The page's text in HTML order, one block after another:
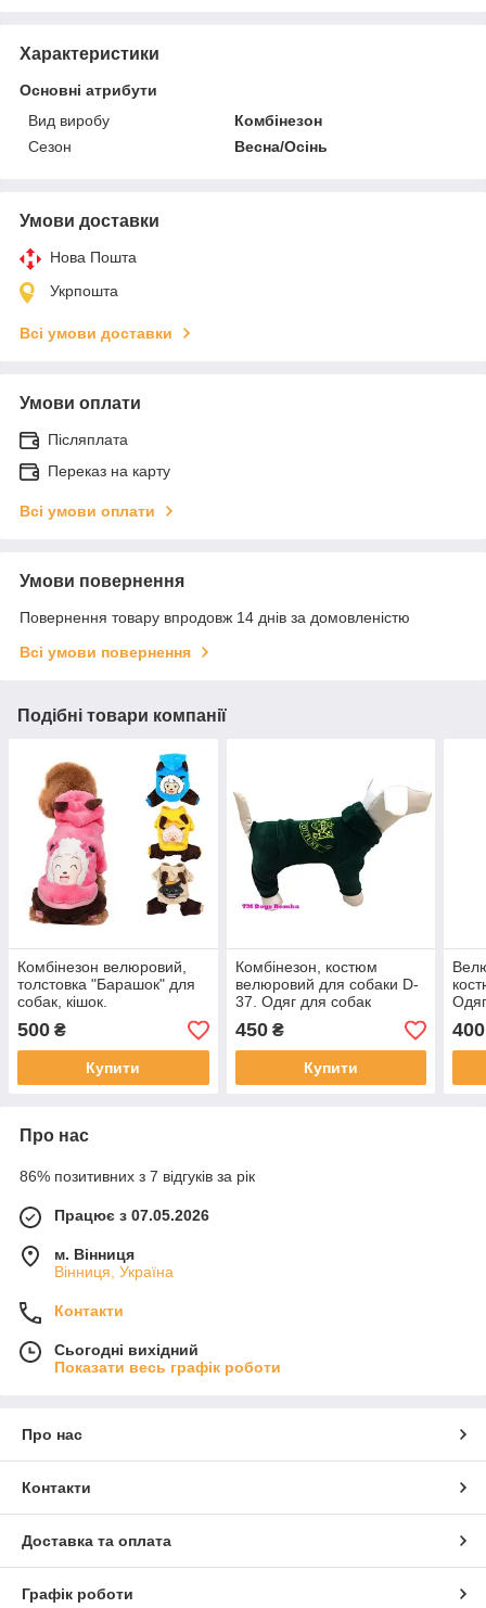
Характеристики
Основні атрибути
Вид виробу
Комбінезон
Сезон
Весна/Осінь
Умови доставки
Нова Пошта
Укрпошта
Всі умови доставки
Умови оплати
Післяплата
Переказ на карту
Всі умови оплати
Умови повернення
Повернення товару впродовж 14 днів за домовленістю
Всі умови повернення
Подібні товари компанії
Комбінезон велюровий,
толстовка "Барашок" для
собак, кішок.
500 ₴
Купити
Комбінезон, костюм
велюровий для собаки D-
37. Одяг для собак
450₴
Купити
400
Про нас
86% позитивних з 7 відгуків за рік
Працює з 07.05.2026
м. Вінниця
Вінниця, Україна
Контакти
Сьогодні вихідний
Показати весь графік роботи
Про нас
Контакти
Доставка та оплата
Графік роботи